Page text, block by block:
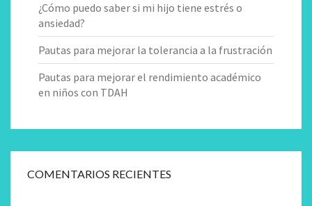
¿Cómo puedo saber si mi hijo tiene estrés o
ansiedad?
Pautas para mejorar la tolerancia a la frustración
Pautas para mejorar el rendimiento académico
en niños con TDAH
COMENTARIOS RECIENTES